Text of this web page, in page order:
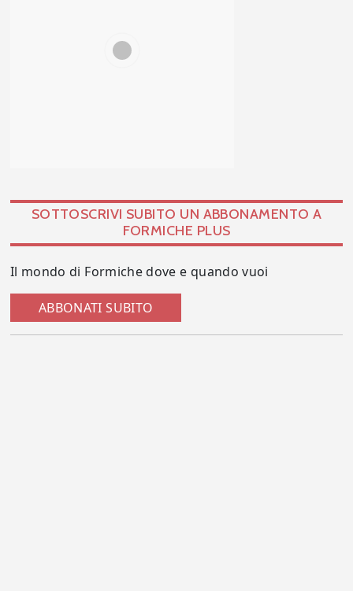
SOTTOSCRIVI SUBITO UN ABBONAMENTO A
FORMICHE PLUS
Il mondo di Formiche dove e quando vuoi
ABBONATI SUBITO